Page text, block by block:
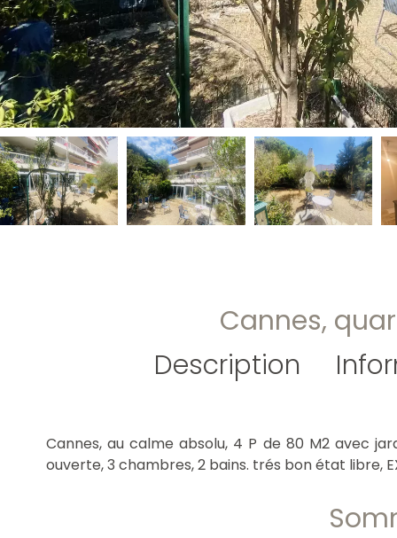
Cannes,
Description
Cannes, au calme absolu, 4 P de 80 M2 avec
ouverte, 3 chambres, 2 bains. trés bon état libre,